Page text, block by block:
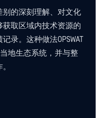
的深刻理解、对文化
取区域内技术资源的
录。这种做法OPSWAT
地生态系统，并与整